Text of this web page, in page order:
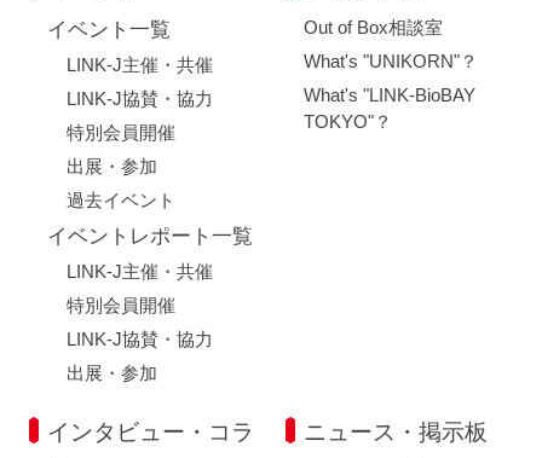
イベント一覧
LINK-J主催・共催
LINK-J協賛・協力
特別会員開催
出展・参加
過去イベント
イベントレポート一覧
LINK-J主催・共催
特別会員開催
LINK-J協賛・協力
出展・参加
Out of Box相談室
What's "UNIKORN"？
What's "LINK-BioBAY
TOKYO"？
インタビュー・コラ
ニュース・掲示板